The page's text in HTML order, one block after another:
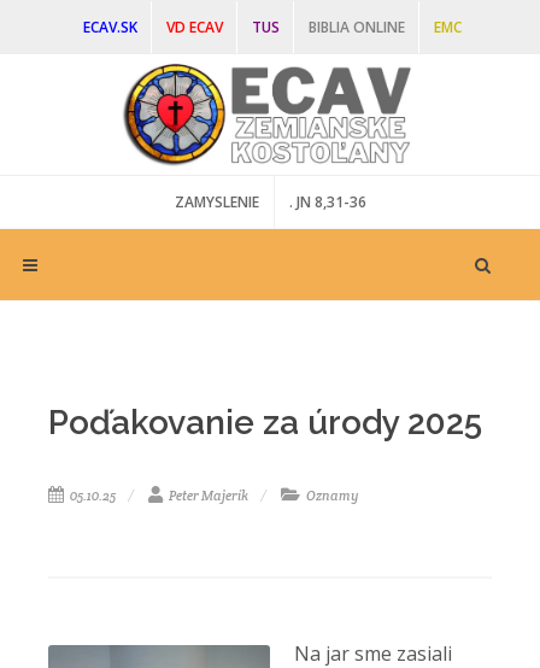
ECAV.SK VD ECAV TUS BIBLIA ONLINE EMC
SEM - MLÁDEŽ SEŽ - ŽENY DIAKONIA
ZAMYSLENIE . JN 8,31-36
Poďakovanie za úrody 2025
05.10.25 Peter Majerík Oznamy
Na jar sme zasiali